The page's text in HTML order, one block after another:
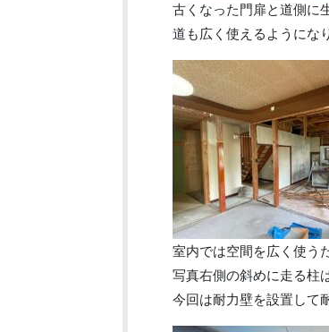
古くなった門扉と道側に
道も広く使えるようにな
室内では空間を広く使う
写真右側の斜めに走る柱
今回は耐力壁を設置して